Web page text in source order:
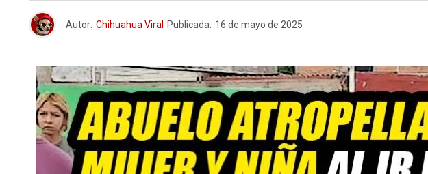
Autor: Chihuahua Viral Publicada: 16 de mayo de 2025